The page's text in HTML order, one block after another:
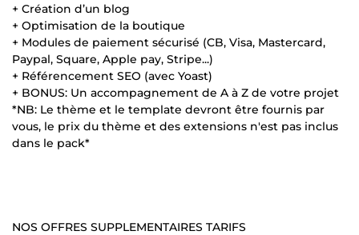
+ Création d’un blog
+ Optimisation de la boutique
+ Modules de paiement sécurisé (CB, Visa, Mastercard,
Paypal, Square, Apple pay, Stripe...)
+ Référencement SEO (avec Yoast)
+ BONUS: Un accompagnement de A à Z de votre projet
*NB: Le thème et le template devront être fournis par
vous, le prix du thème et des extensions n'est pas inclus
dans le pack*
NOS OFFRES SUPPLEMENTAIRES TARIFS